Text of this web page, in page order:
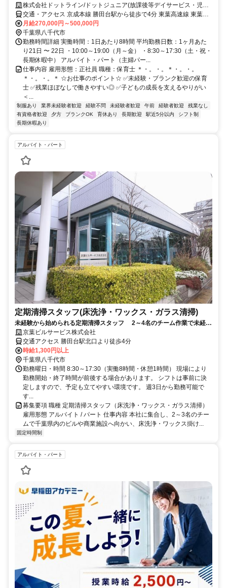
株式会社ドットライン/ドットジュニア(放課後等デイサービス・児童
発達支援) 勝田台教室
交通・アクセス 京成本線 勝田台駅から徒歩で4分 東葉高速線 東葉勝
田台駅から徒歩で4分 東葉高速線 村上駅から徒歩で15分
月給270,000円～500,000円
千葉県八千代市
勤務時間詳細 実働時間：1日あたり8時間 平均勤務日数：1ヶ月あた
り21日 〜 22日 ・10:00～19:00（月～金） ・8:30～17:30（土・祝・
長期休暇中） アルバイト・パート（主婦パー...
仕事内容 雇用形態：正社員 職種：保育士 ＊・。・。＊・。・。
＊・。・。＊ ☆お仕事のポイント☆ ✅未経験・ブランク歓迎の保育
士 ✅残業ほぼなしで働きやすい◎ ✅子どもの成長を支えるやりがい
＜...
制服あり 業界未経験者歓迎 経験不問 未経験者歓迎 午前 経験者歓迎
残業なし
有資格者歓迎
夕方 ブランクOK 育休あり 長期歓迎 駅近5分以内
シフト制
長期休暇あり
アルバイト・パート
定期清掃スタッフ(床洗浄・ワックス・ガラス清掃)
未経験から始められる定期清掃スタッフ 2～4名のチーム作業で未経験
でも安心 入社祝い金5万円支給
京葉ビルサービス株式会社
交通アクセス 勝田台駅北口より徒歩4分
時給1,300円以上
千葉県八千代市
勤務曜日・時間 8:30～17:30（実働8時間・休憩1時間） 現場により
勤務開始・終了時間が前後する場合があります。 シフトは事前に決
定しますので、予定も立てやすい環境です。 週3日から勤務可能で
す...
募集要項 職種 定期清掃スタッフ（床洗浄・ワックス・ガラス清掃）
雇用形態 アルバイト / パート 仕事内容 本社に集合し、2～3名のチー
ムで千葉県内のビルや商業施設へ向かい、床洗浄・ワックス掛け...
固定時間制
アルバイト・パート